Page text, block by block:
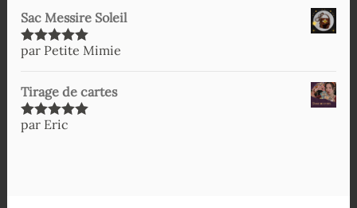
Sac Messire Soleil
Note5sur
par Petite Mimie
Tirage de cartes
Note5sur
par Eric